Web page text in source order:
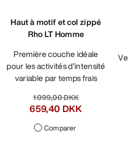
Haut à motif et col zippé
Rho LT Homme
Première couche idéale
pour les activités d’intensité
variable par temps frais
1 099,00 DKK
659,40 DKK
Comparer
Veste compacte minimaliste